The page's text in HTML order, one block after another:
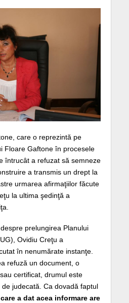
care o reprezintă pe
Floare Gaftone în procesele
întrucât a refuzat să semneze
a transmis un drept la
urmarea afirmaţiilor făcute
la ultima şedinţă a
prelungirea Planului
Ovidiu Creţu a
în nenumărate instanţe.
refuză un document, o
certificat, drumul este
judecată. Ca dovadă faptul
a dat acea informare are